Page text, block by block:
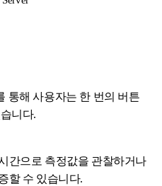
통해 사용자는 한 번의 버튼
니다.
간으로 측정값을 관찰하거나
할 수 있습니다.